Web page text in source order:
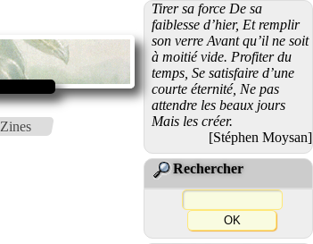
Zines
Tirer sa force De sa
faiblesse d’hier, Et remplir
son verre Avant qu’il ne soit
à moitié vide. Profiter du
temps, Se satisfaire d’une
courte éternité, Ne pas
attendre les beaux jours
Mais les créer.
[Stéphen Moysan]
Rechercher